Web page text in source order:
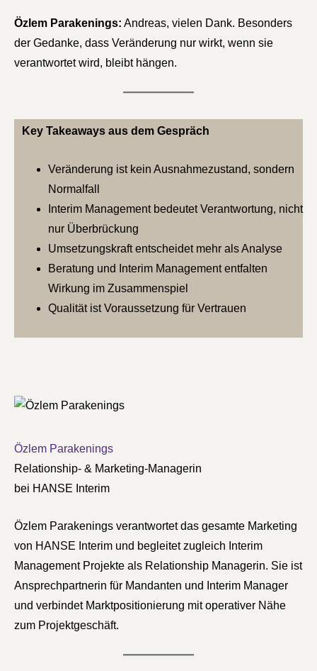
Özlem Parakenings: Andreas, vielen Dank. Besonders
der Gedanke, dass Veränderung nur wirkt, wenn sie
verantwortet wird, bleibt hängen.
Key Takeaways aus dem Gespräch
Veränderung ist kein Ausnahmezustand, sondern
Normalfall
Interim Management bedeutet Verantwortung, nicht
nur Überbrückung
Umsetzungskraft entscheidet mehr als Analyse
Beratung und Interim Management entfalten
Wirkung im Zusammenspiel
Qualität ist Voraussetzung für Vertrauen
Özlem Parakenings
Relationship- & Marketing-Managerin
bei HANSE Interim
Özlem Parakenings verantwortet das gesamte Marketing
von HANSE Interim und begleitet zugleich Interim
Management Projekte als Relationship Managerin. Sie ist
Ansprechpartnerin für Mandanten und Interim Manager
und verbindet Marktpositionierung mit operativer Nähe
zum Projektgeschäft.